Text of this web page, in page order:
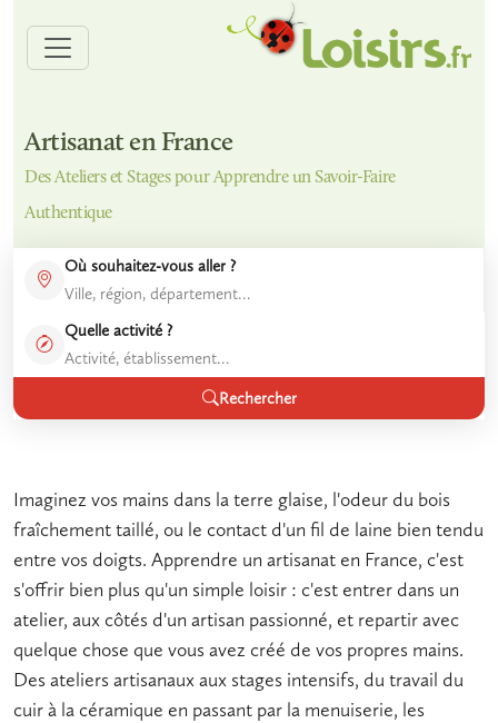
Artisanat en France
Des Ateliers et Stages pour Apprendre un Savoir-Faire
Authentique
Où souhaitez-vous aller ?
Quelle activité ?
Rechercher
Imaginez vos mains dans la terre glaise, l'odeur du bois
fraîchement taillé, ou le contact d'un fil de laine bien tendu
entre vos doigts. Apprendre un artisanat en France, c'est
s'offrir bien plus qu'un simple loisir : c'est entrer dans un
atelier, aux côtés d'un artisan passionné, et repartir avec
quelque chose que vous avez créé de vos propres mains.
Des ateliers artisanauxaux stages intensifs, du travail du
cuir à la céramique en passant par la menuiserie, les